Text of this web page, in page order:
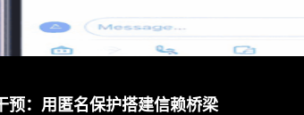
预：用匿名保护搭建信赖桥梁